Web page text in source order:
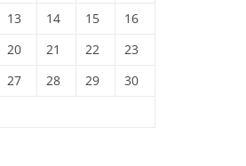
13 14 15
16
20 21 22
23
27 28 29
30